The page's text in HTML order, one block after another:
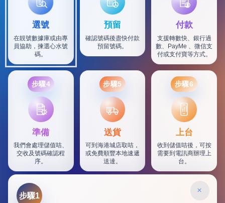
選號
在靚號數據庫或由專
員協助，揀選心水號
碼。
預留
確認號碼後盡快付款
預留號碼。
付款
支援轉數快、銀行過
數、PayMe 、微信支
付或支付寶等方式。
步驟4
準備
我們會處理儲值咭、
交收及號碼確認程
序。
步驟5
SF
送貨
可到海港城店取咭，
或免費順豐本地速遞
送達。
步驟6
上台
收到儲值咭後，可按
需要到電訊商辦理上
台。
×
步驟1